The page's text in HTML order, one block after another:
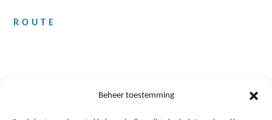
Beheer toestemming
ROUTE